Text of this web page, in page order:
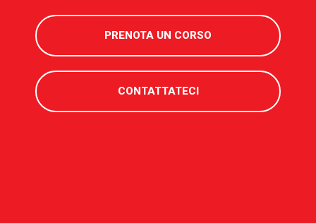
PRENOTA UN CORSO
CONTATTATECI